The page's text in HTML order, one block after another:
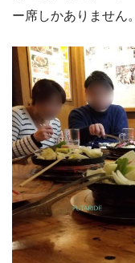
ー席しかありません。